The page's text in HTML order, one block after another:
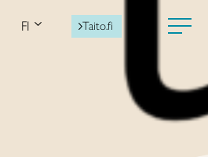
FI Taito.fi